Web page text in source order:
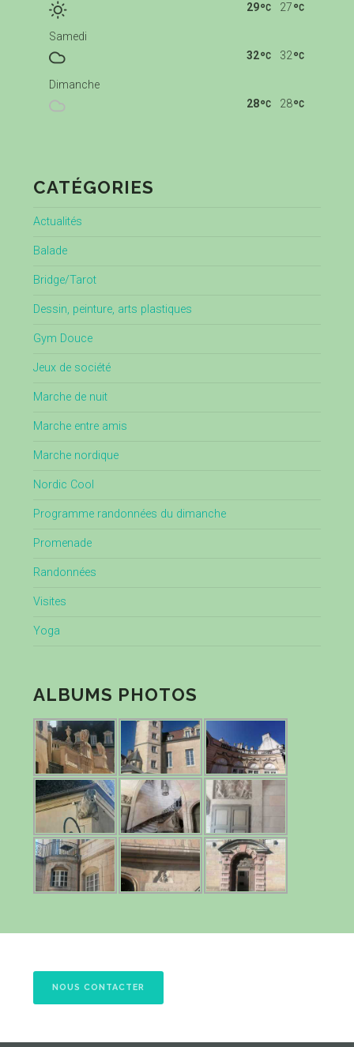
27
29
Samedi
32
32
Dimanche
28
28
CATÉGORIES
Actualités
Balade
Bridge/Tarot
Dessin, peinture, arts plastiques
Gym Douce
Jeux de société
Marche de nuit
Marche entre amis
Marche nordique
Nordic Cool
Programme randonnées du dimanche
Promenade
Randonnées
Visites
Yoga
ALBUMS PHOTOS
NOUS CONTACTER